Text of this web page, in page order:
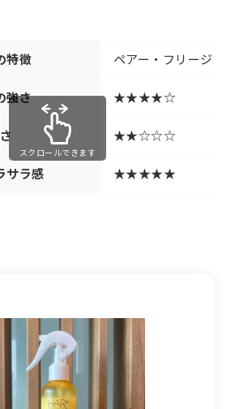
特徴 ペアー・フリージア
強さ ★★★★☆
★★☆☆☆
サラ感 ★★★★★
スクロールできます